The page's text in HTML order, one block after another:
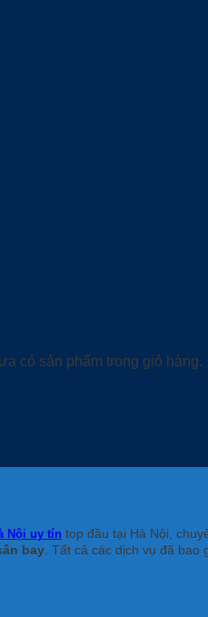
có sản phẩm trong giỏ hàng.
Nội uy tín top đầu tại Hà Nội,
bay . Tất cả các dịch vụ đã